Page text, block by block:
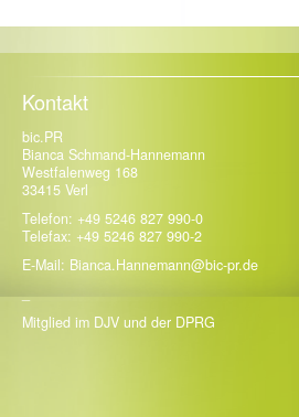
Maîtrise des espaces et des cloisons
d’un système de ferrures coulissantes
21. Juli 2026
Kompetenz für Fassade, Balkon &
intensiviert mit Neuzugängen die
Kontakt
bic.PR
Bianca Schmand-Hannemann
Westfalenweg 168
33415 Verl
Telefon: +49 5246 827 990-0
Telefax: +49 5246 827 990-2
E-Mail: Bianca.Hannemann@bic-pr.de
Mitglied im DJV und der DPRG